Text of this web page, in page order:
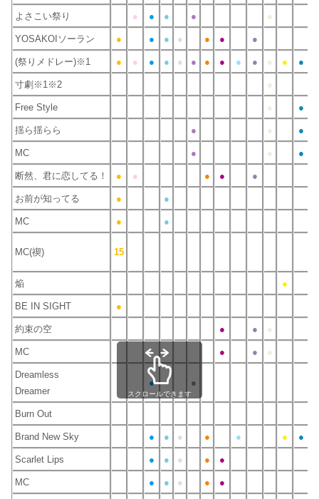
よさこい祭り ● ● ● ● ●
YOSAKOIソーラン ● ● ● ● ● ● ●
(祭りメドレー)※1 ● ● ● ● ● ● ● ● ● ● ● ● ●
寸劇※1※2 ●
Free Style ● ●
揺ら揺らら ● ● ●
MC ● ● ●
断然、君に恋してる！ ● ● ● ● ●
お前が知ってる ● ●
MC ● ●
MC(禊) 15
焔 ●
BE IN SIGHT ●
約束の空 ● ● ●
MC ● ● ●
Dreamless
Dreamer
● ●
Burn Out
Brand New Sky ● ● ● ● ● ● ●
Scarlet Lips ● ● ● ● ●
MC ● ● ● ● ●
スクロールできます